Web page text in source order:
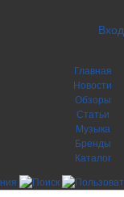
Вход
Главная
Новости
Обзоры
Статьи
Музыка
Бренды
Каталог